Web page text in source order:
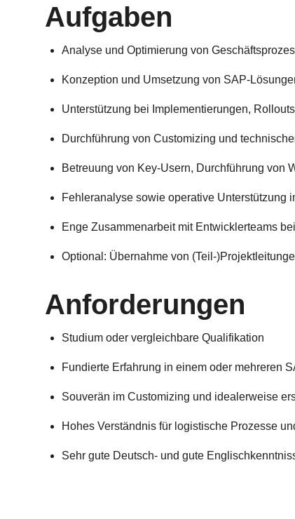
Aufgaben
Analyse und Optimierung von
Konzeption und Umsetzung von SAP-
Unterstützung bei Implementierungen,
Durchführung von Customizing und
Betreuung von Key-Usern, Durchführung von
Fehleranalyse sowie operative Unterstützung
Enge Zusammenarbeit mit Entwicklerteams
Optional: Übernahme von (Teil-
Anforderungen
Studium oder vergleichbare Qualifikation
Fundierte Erfahrung in einem oder mehreren
Souverän im Customizing und idealerweise
Hohes Verständnis für logistische Prozesse
Sehr gute Deutsch- und gute